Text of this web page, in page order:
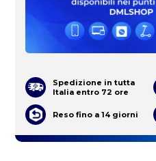
Spedizione in tutta
Italia entro 72 ore
Reso fino a 14 giorni